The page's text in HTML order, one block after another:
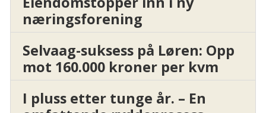
næringsforening
Selvaag-suksess på Løren: Opp
mot 160.000 kroner per kvm
I pluss etter tunge år. – En